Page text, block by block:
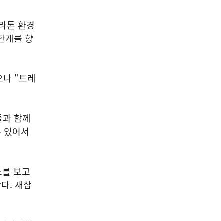
톤 환경
계를 향
나 "트레
함께
어서
보고
. 새삼